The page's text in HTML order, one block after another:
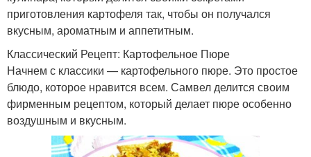
приготовления картофеля так, чтобы он получался
вкусным, ароматным и аппетитным.
Классический Рецепт: Картофельное Пюре
Начнем с классики — картофельного пюре. Это простое
блюдо, которое нравится всем. Самвел делится своим
фирменным рецептом, который делает пюре особенно
воздушным и вкусным.